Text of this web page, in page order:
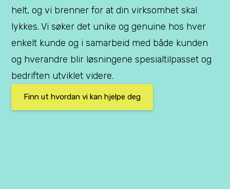
helt, og vi brenner for at din virksomhet skal
lykkes. Vi søker det unike og genuine hos hver
enkelt kunde og i samarbeid med både kunden
og hverandre blir løsningene spesialtilpasset og
bedriften utviklet videre.
Finn ut hvordan vi kan hjelpe deg